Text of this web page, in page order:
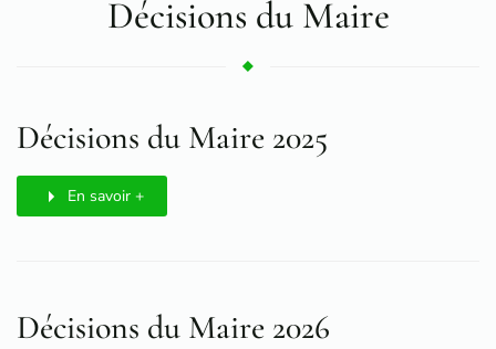
Décisions du Maire
Décisions du Maire 2025
En savoir +
Décisions du Maire 2026